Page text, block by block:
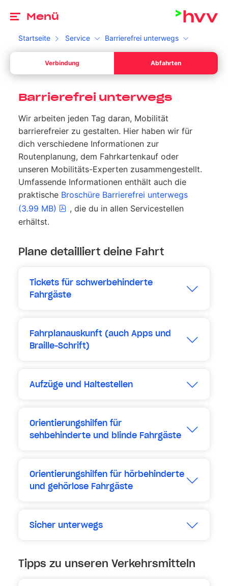
Menü
Startseite Service Barrierefrei unterwegs
Verbindung Abfahrten
Dein Ziel *
Bitte wähle ein gültiges Datum aus.
Bitte gib eine Uhrzeit an.
Umschalten zwischen Abfahrt und Ankunft
Barrierefrei unterwegs
Wir arbeiten jeden Tag daran, Mobilität
barrierefreier zu gestalten. Hier haben wir für
dich verschiedene Informationen zur
Routenplanung, dem Fahrkartenkauf oder
unseren Mobilitäts-Experten zusammengestellt.
Umfassende Informationen enthält auch die
praktische Broschüre Barrierefrei unterwegs
(3.99 MB)
, die du in allen Servicestellen
erhältst.
Plane detailliert deine Fahrt
Tickets für schwerbehinderte
Fahrgäste
Fahrplanauskunft (auch Apps und
Braille-Schrift)
Aufzüge und Haltestellen
Orientierungshilfen für
sehbehinderte und blinde Fahrgäste Erweitern
Orientierungshilfen für hörbehinderte
und gehörlose Fahrgäste
Sicher unterwegs
Tipps zu unseren Verkehrsmitteln